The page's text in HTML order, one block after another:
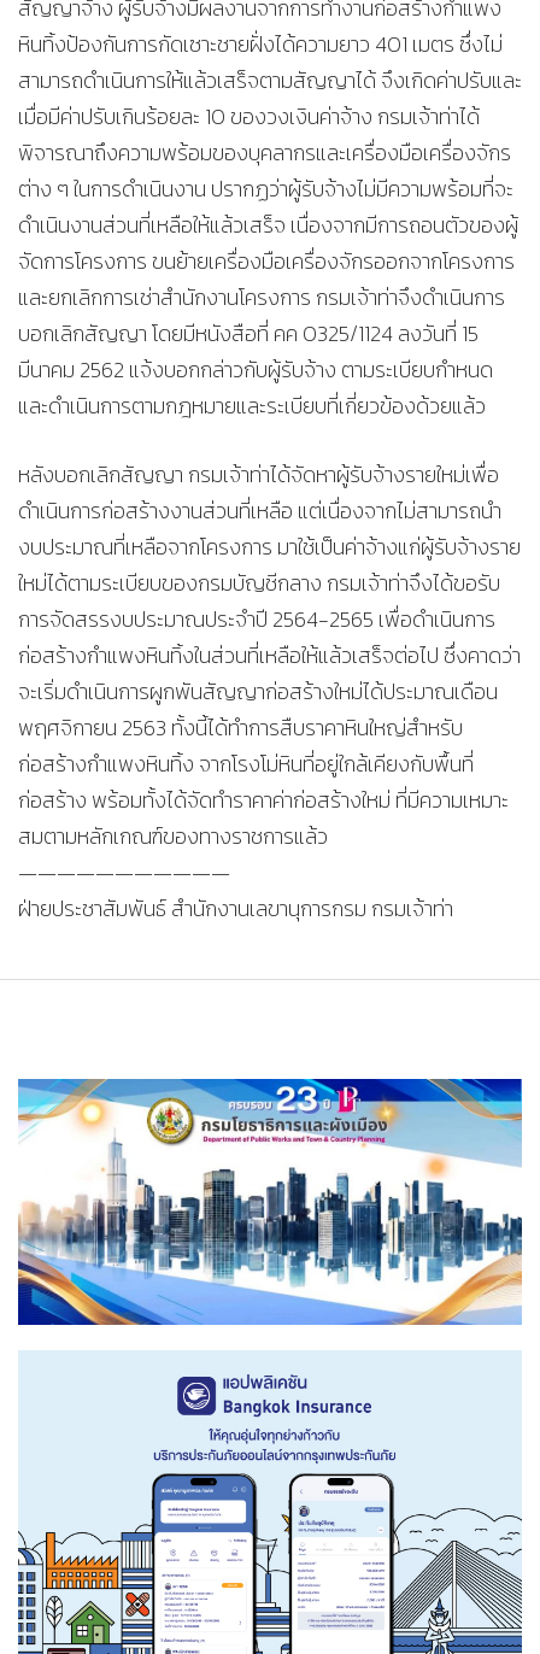
สัญญาจ้าง ผู้รับจ้างมีผลงานจากการทำงานก่อสร้างกำแพง
หินทิ้งป้องกันการกัดเซาะชายฝั่งได้ความยาว 401 เมตร ซึ่งไม่
สามารถดำเนินการให้แล้วเสร็จตามสัญญาได้ จึงเกิดค่าปรับและ
เมื่อมีค่าปรับเกินร้อยละ 10 ของวงเงินค่าจ้าง กรมเจ้าท่าได้
พิจารณาถึงความพร้อมของบุคลากรและเครื่องมือเครื่องจักร
ต่าง ๆ ในการดำเนินงาน ปรากฏว่าผู้รับจ้างไม่มีความพร้อมที่จะ
ดำเนินงานส่วนที่เหลือให้แล้วเสร็จ เนื่องจากมีการถอนตัวของผู้
จัดการโครงการ ขนย้ายเครื่องมือเครื่องจักรออกจากโครงการ
และยกเลิกการเช่าสำนักงานโครงการ กรมเจ้าท่าจึงดำเนินการ
บอกเลิกสัญญา โดยมีหนังสือที่ คค 0325/1124 ลงวันที่ 15
มีนาคม 2562 แจ้งบอกกล่าวกับผู้รับจ้าง ตามระเบียบกำหนด
และดำเนินการตามกฎหมายและระเบียบที่เกี่ยวข้องด้วยแล้ว
หลังบอกเลิกสัญญา กรมเจ้าท่าได้จัดหาผู้รับจ้างรายใหม่เพื่อ
ดำเนินการก่อสร้างงานส่วนที่เหลือ แต่เนื่องจากไม่สามารถนำ
งบประมาณที่เหลือจากโครงการ มาใช้เป็นค่าจ้างแก่ผู้รับจ้างราย
ใหม่ได้ตามระเบียบของกรมบัญชีกลาง กรมเจ้าท่าจึงได้ขอรับ
การจัดสรรงบประมาณประจำปี 2564-2565 เพื่อดำเนินการ
ก่อสร้างกำแพงหินทิ้งในส่วนที่เหลือให้แล้วเสร็จต่อไป ซึ่งคาดว่า
จะเริ่มดำเนินการผูกพันสัญญาก่อสร้างใหม่ได้ประมาณเดือน
พฤศจิกายน 2563 ทั้งนี้ได้ทำการสืบราคาหินใหญ่สำหรับ
ก่อสร้างกำแพงหินทิ้ง จากโรงโม่หินที่อยู่ใกล้เคียงกับพื้นที่
ก่อสร้าง พร้อมทั้งได้จัดทำราคาค่าก่อสร้างใหม่ ที่มีความเหมาะ
สมตามหลักเกณฑ์ของทางราชการแล้ว
———————————
ฝ่ายประชาสัมพันธ์ สำนักงานเลขานุการกรม กรมเจ้าท่า